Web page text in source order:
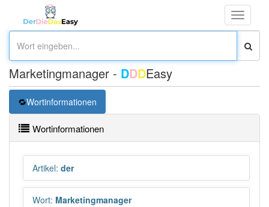
Toggle
Marketingmanager - DDDEasy
Wortinformationen
Wortinformationen
Artikel: der
Wort: Marketingmanager